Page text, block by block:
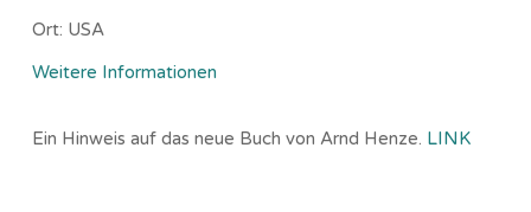
Ort: USA
Weitere Informationen
Ein Hinweis auf das neue Buch von Arnd Henze. LINK